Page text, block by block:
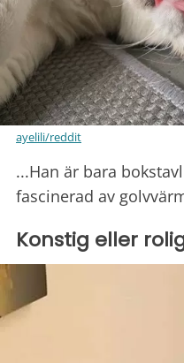
ayelili/reddit
...Han är bara
fascinerad av
Konstig eller